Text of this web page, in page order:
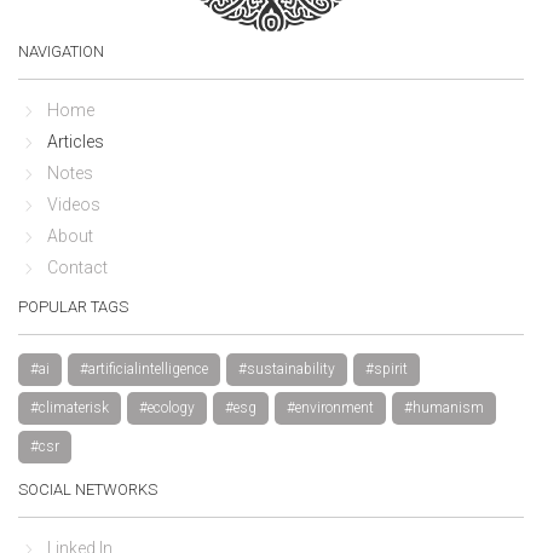
NAVIGATION
Home
Articles
Notes
Videos
About
Contact
POPULAR TAGS
#ai #artificialintelligence #sustainability #spirit
#climaterisk #ecology #esg #environment #humanism
#csr
SOCIAL NETWORKS
Linked In